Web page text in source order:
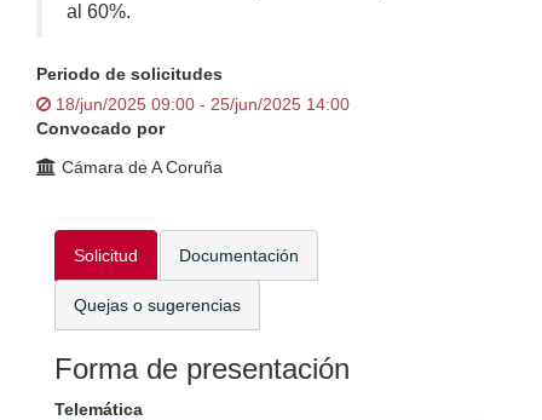
al 60%.
Periodo de solicitudes
18/jun/2025 09:00 - 25/jun/2025 14:00
Convocado por
Cámara de A Coruña
Solicitud Documentación
Quejas o sugerencias
Forma de presentación
Telemática